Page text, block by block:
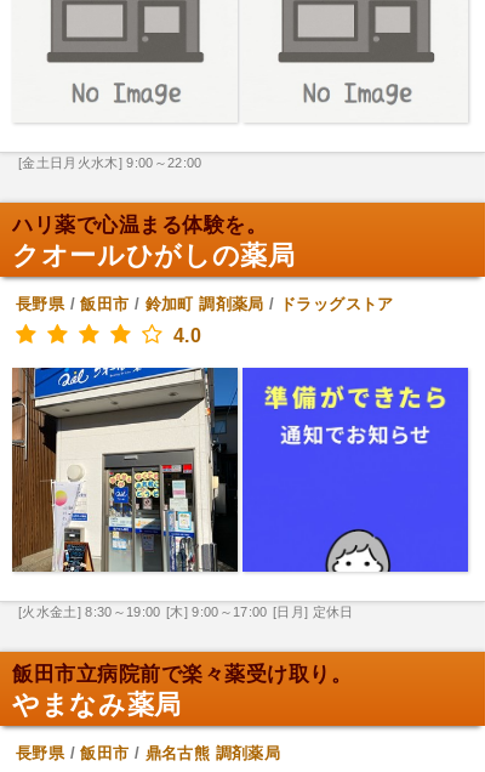
[金土日月火水木] 9:00～22:00
ハリ薬で心温まる体験を。
クオールひがしの薬局
長野県/飯田市 / 鈴加町 調剤薬局 / ドラッグストア
4.0
[火水金土] 8:30～19:00 [木] 9:00～17:00 [日月] 定休日
飯田市立病院前で楽々薬受け取り。
やまなみ薬局
長野県/飯田市 / 鼎名古熊 調剤薬局